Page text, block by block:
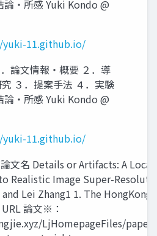
論・所感 Yuki Kondo @
11.github.io/
論文情報・概要 ２．導
３．提案手法 ４．実験
論・所感 Yuki Kondo @
11.github.io/
論文名 Details or Artifacts: A
Realistic Image Super-
Lei Zhang1 1. The
URL 論文※：
LjHomepageFiles/